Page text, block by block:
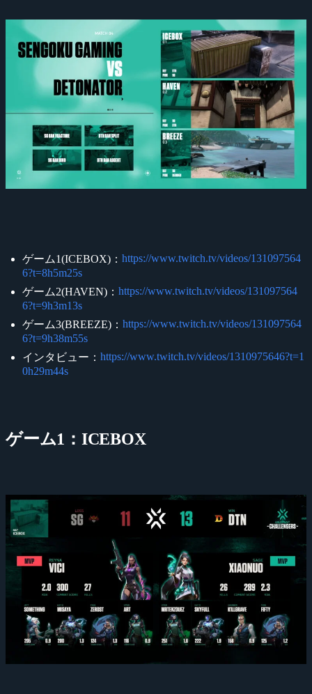
ゲーム1(ICEBOX)： https://www.twitch.tv/videos/131097564
6?t=8h5m25s
ゲーム2(HAVEN)： https://www.twitch.tv/videos/131097564
6?t=9h3m13s
ゲーム3(BREEZE)： https://www.twitch.tv/videos/131097564
6?t=9h38m55s
インタビュー： https://www.twitch.tv/videos/1310975646?t=1
0h29m44s
ゲーム1：ICEBOX